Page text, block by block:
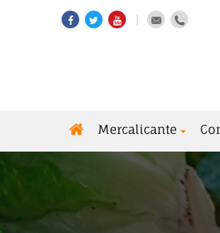
Mercalicante